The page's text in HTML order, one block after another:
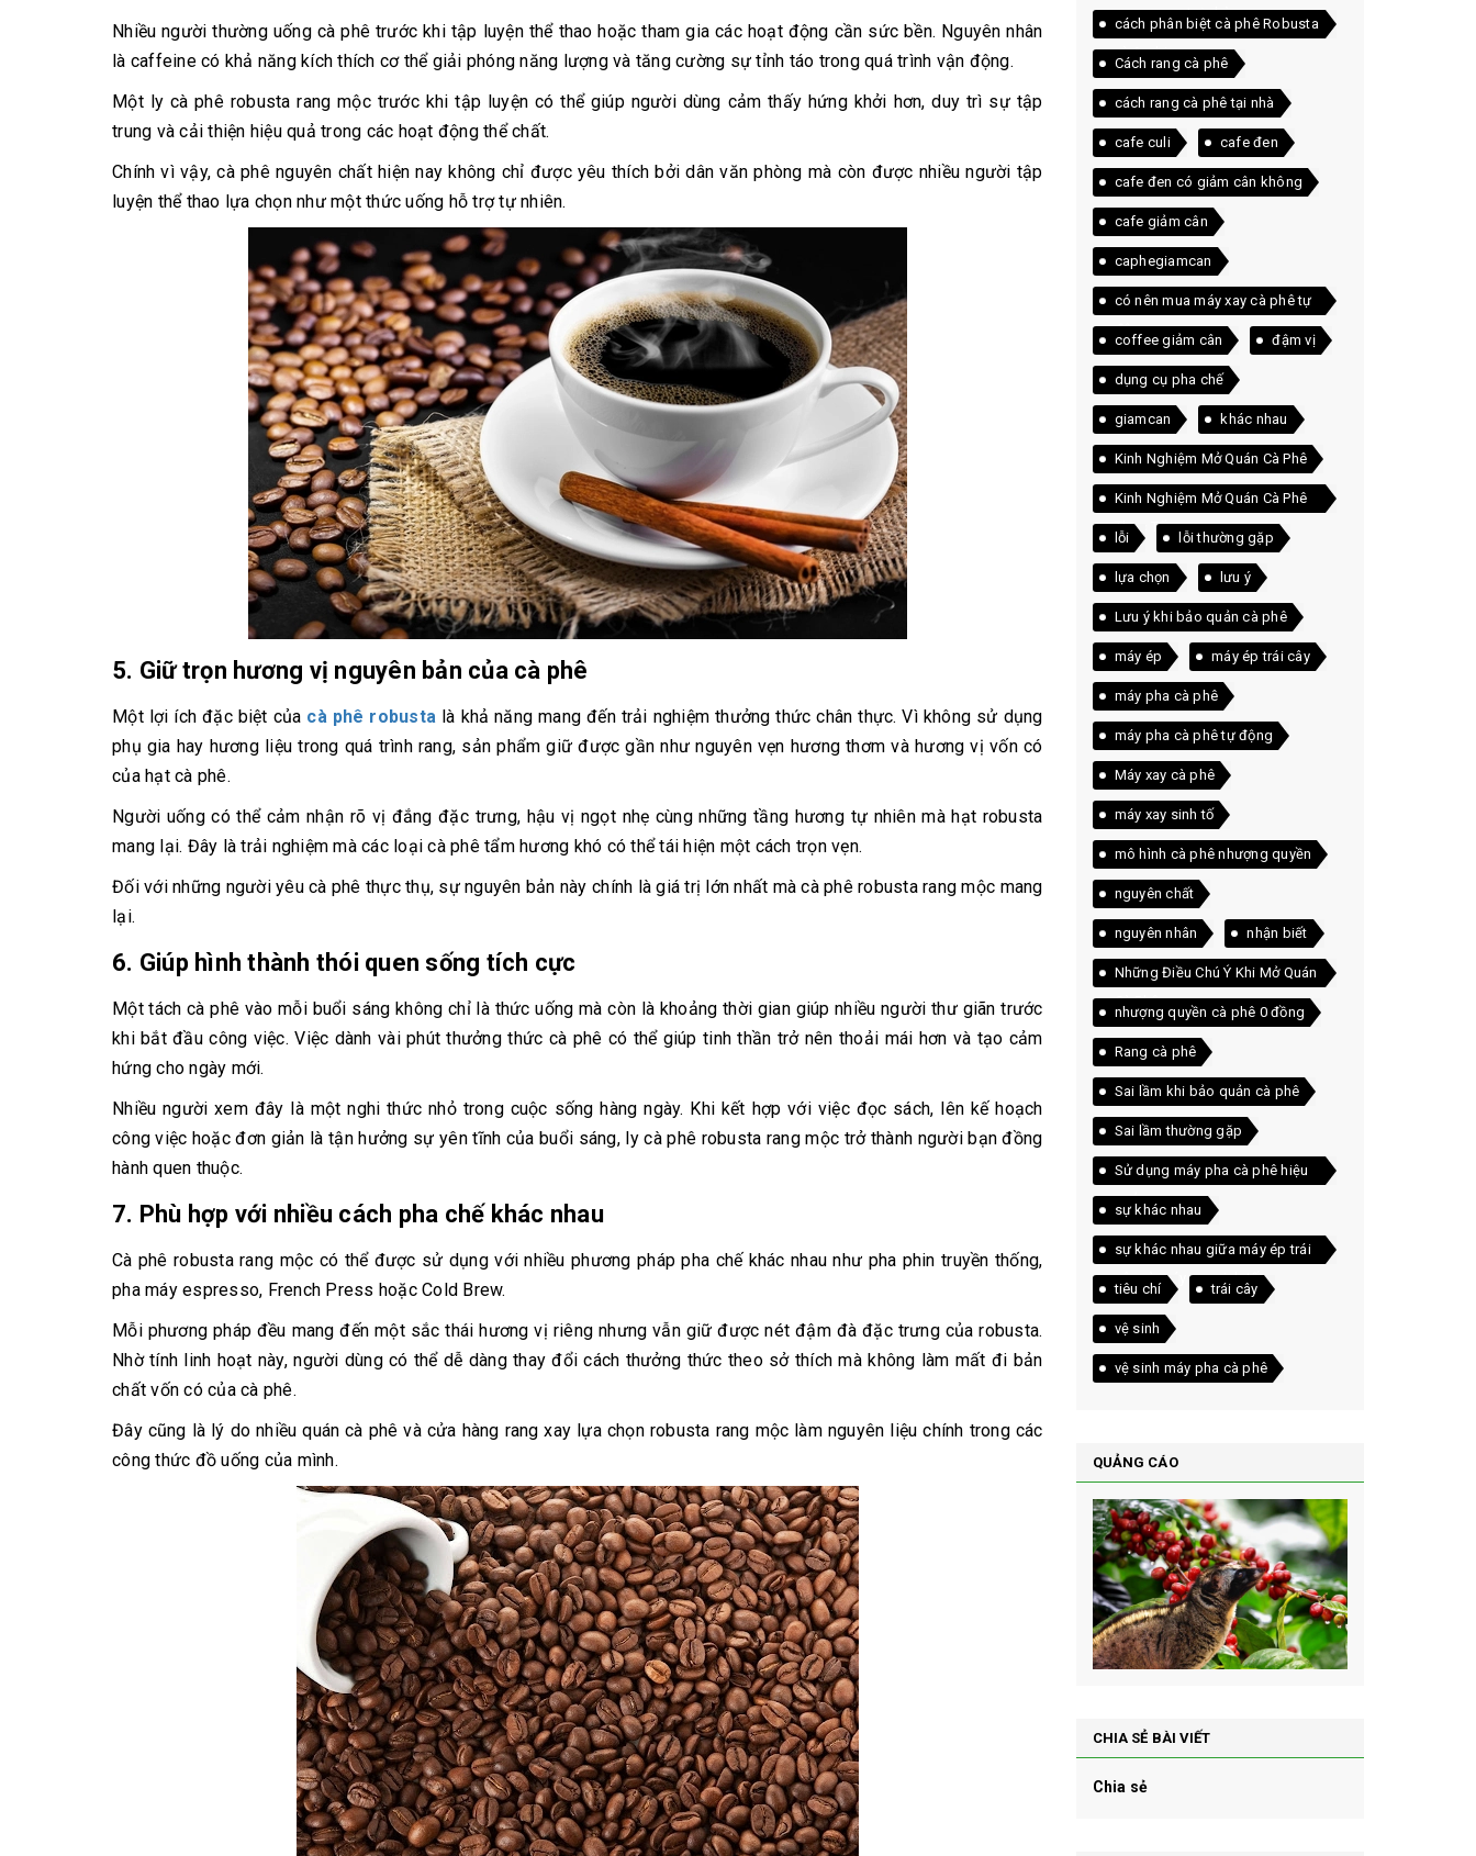
Nhiều người thường uống cà phê trước khi tập luyện thể thao hoặc tham gia các hoạt động cần sức bền. Nguyên nhân
là caffeine có khả năng kích thích cơ thể giải phóng năng lượng và tăng cường sự tỉnh táo trong quá trình vận động.
Một ly cà phê robusta rang mộc trước khi tập luyện có thể giúp người dùng cảm thấy hứng khởi hơn, duy trì sự tập
trung và cải thiện hiệu quả trong các hoạt động thể chất.
Chính vì vậy, cà phê nguyên chất hiện nay không chỉ được yêu thích bởi dân văn phòng mà còn được nhiều người tập
luyện thể thao lựa chọn như một thức uống hỗ trợ tự nhiên.
5. Giữ trọn hương vị nguyên bản của cà phê
Một lợi ích đặc biệt của cà phê robusta là khả năng mang đến trải nghiệm thưởng thức chân thực. Vì không sử dụng
phụ gia hay hương liệu trong quá trình rang, sản phẩm giữ được gần như nguyên vẹn hương thơm và hương vị vốn có
của hạt cà phê.
Người uống có thể cảm nhận rõ vị đắng đặc trưng, hậu vị ngọt nhẹ cùng những tầng hương tự nhiên mà hạt robusta
mang lại. Đây là trải nghiệm mà các loại cà phê tẩm hương khó có thể tái hiện một cách trọn vẹn.
Đối với những người yêu cà phê thực thụ, sự nguyên bản này chính là giá trị lớn nhất mà cà phê robusta rang mộc mang
lại.
6. Giúp hình thành thói quen sống tích cực
Một tách cà phê vào mỗi buổi sáng không chỉ là thức uống mà còn là khoảng thời gian giúp nhiều người thư giãn trước
khi bắt đầu công việc. Việc dành vài phút thưởng thức cà phê có thể giúp tinh thần trở nên thoải mái hơn và tạo cảm
hứng cho ngày mới.
Nhiều người xem đây là một nghi thức nhỏ trong cuộc sống hàng ngày. Khi kết hợp với việc đọc sách, lên kế hoạch
công việc hoặc đơn giản là tận hưởng sự yên tĩnh của buổi sáng, ly cà phê robusta rang mộc trở thành người bạn đồng
hành quen thuộc.
7. Phù hợp với nhiều cách pha chế khác nhau
Cà phê robusta rang mộc có thể được sử dụng với nhiều phương pháp pha chế khác nhau như pha phin truyền thống,
pha máy espresso, French Press hoặc Cold Brew.
Mỗi phương pháp đều mang đến một sắc thái hương vị riêng nhưng vẫn giữ được nét đậm đà đặc trưng của robusta.
Nhờ tính linh hoạt này, người dùng có thể dễ dàng thay đổi cách thưởng thức theo sở thích mà không làm mất đi bản
chất vốn có của cà phê.
Đây cũng là lý do nhiều quán cà phê và cửa hàng rang xay lựa chọn robusta rang mộc làm nguyên liệu chính trong các
công thức đồ uống của mình.
ngon ngay tại nhà
cách phân biệt cà phê Robusta
và Arabica
Cách rang cà phê
cách rang cà phê tại nhà
cafe culi cafe đen
cafe đen có giảm cân không
cafe giảm cân
caphegiamcan
có nên mua máy xay cà phê tự
động
coffee giảm cân đậm vị
dụng cụ pha chế
giamcan khác nhau
Kinh Nghiệm Mở Quán Cà Phê
Kinh Nghiệm Mở Quán Cà Phê
Thực Tế
lỗi lỗi thường gặp
lựa chọn lưu ý
Lưu ý khi bảo quản cà phê
máy ép máy ép trái cây
máy pha cà phê
máy pha cà phê tự động
Máy xay cà phê
máy xay sinh tố
mô hình cà phê nhượng quyền
nguyên chất
nguyên nhân nhận biết
Những Điều Chú Ý Khi Mở Quán
Cà Phê
nhượng quyền cà phê 0 đồng
Rang cà phê
Sai lầm khi bảo quản cà phê
Sai lầm thường gặp
Sử dụng máy pha cà phê hiệu
quả
sự khác nhau
sự khác nhau giữa máy ép trái
cây và máy xay sinh tố
tiêu chí trái cây
vệ sinh
vệ sinh máy pha cà phê
QUẢNG CÁO
CHIA SẺ BÀI VIẾT
Chia sẻ